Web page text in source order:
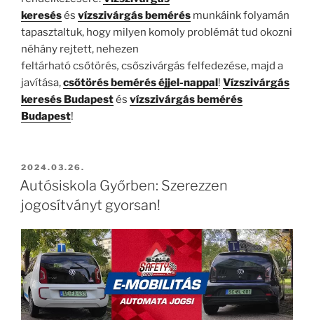
keresésés vízszivárgás bemérés munkáink folyamán
tapasztaltuk, hogy milyen komoly problémát tud okozni
néhány rejtett, nehezen
feltárható csőtörés, csőszivárgás felfedezése, majd a
javítása,csőtörés bemérés éjjel-nappal! Vízszivárgás
keresés Budapestés vízszivárgás bemérés
Budapest!
BEKÜLDVE:
2024.03.26.
Autósiskola Győrben: Szerezzen
jogosítványt gyorsan!